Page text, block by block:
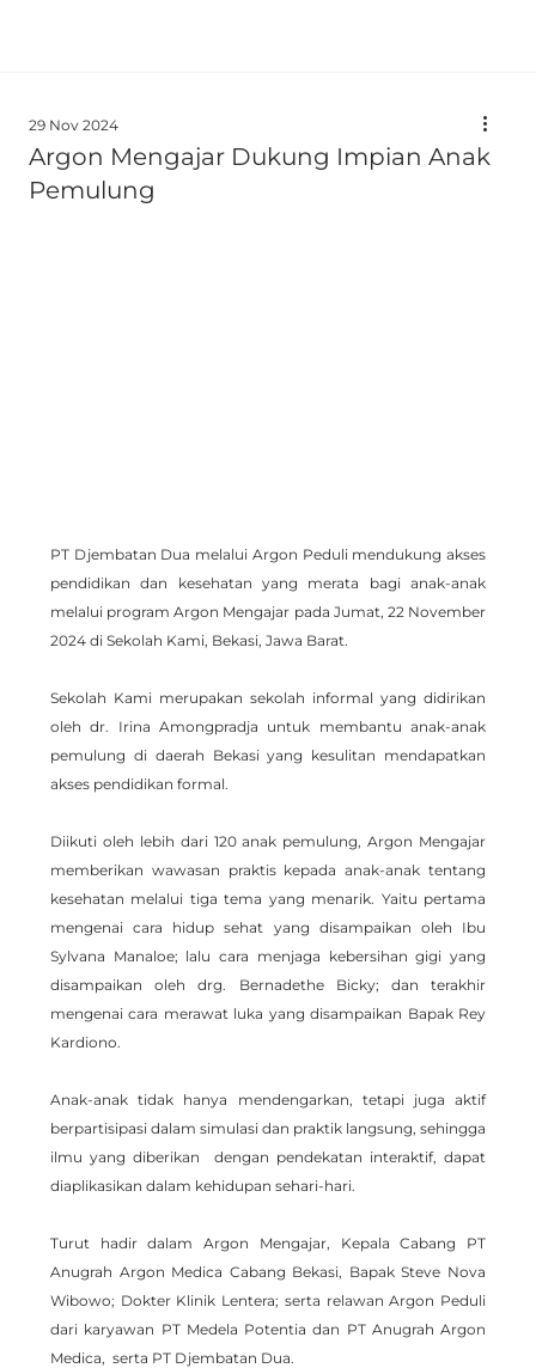
Argon Mengajar Dukung Impian Anak
Pemulung
29 Nov 2024
PT Djembatan Dua melalui Argon Peduli mendukung akses
pendidikan dan kesehatan yang merata bagi anak-anak
melalui program Argon Mengajar pada Jumat, 22 November
2024 di Sekolah Kami, Bekasi, Jawa Barat.
Sekolah Kami merupakan sekolah informal yang didirikan
oleh dr. Irina Amongpradja untuk membantu anak-anak
pemulung di daerah Bekasi yang kesulitan mendapatkan
akses pendidikan formal.
Diikuti oleh lebih dari 120 anak pemulung, Argon Mengajar
memberikan wawasan praktis kepada anak-anak tentang
kesehatan melalui tiga tema yang menarik. Yaitu pertama
mengenai cara hidup sehat yang disampaikan oleh Ibu
Sylvana Manaloe; lalu cara menjaga kebersihan gigi yang
disampaikan oleh drg. Bernadethe Bicky; dan terakhir
mengenai cara merawat luka yang disampaikan Bapak Rey
Kardiono.
Anak-anak tidak hanya mendengarkan, tetapi juga aktif
berpartisipasi dalam simulasi dan praktik langsung, sehingga
ilmu yang diberikan  dengan pendekatan interaktif, dapat
diaplikasikan dalam kehidupan sehari-hari.
Turut hadir dalam Argon Mengajar, Kepala Cabang PT
Anugrah Argon Medica Cabang Bekasi, Bapak Steve Nova
Wibowo; Dokter Klinik Lentera; serta relawan Argon Peduli
dari karyawan PT Medela Potentia dan PT Anugrah Argon
Medica,  serta PT Djembatan Dua.